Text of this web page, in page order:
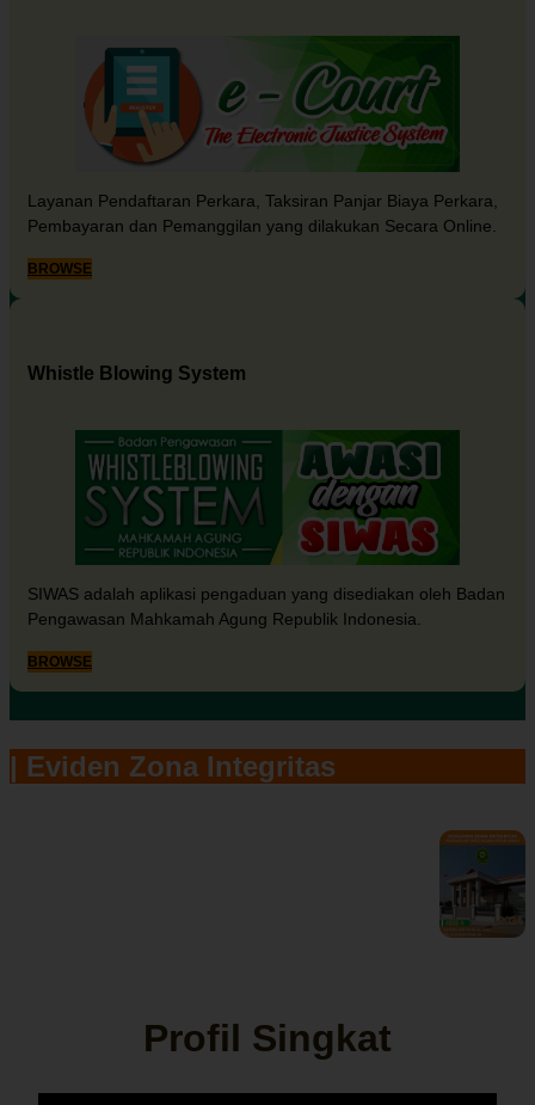
Layanan Pendaftaran Perkara, Taksiran Panjar Biaya Perkara,
Pembayaran dan Pemanggilan yang dilakukan Secara Online.
BROWSE
Whistle Blowing System
SIWAS adalah aplikasi pengaduan yang disediakan oleh Badan
Pengawasan Mahkamah Agung Republik Indonesia.
BROWSE
| Eviden Zona Integritas
Profil Singkat